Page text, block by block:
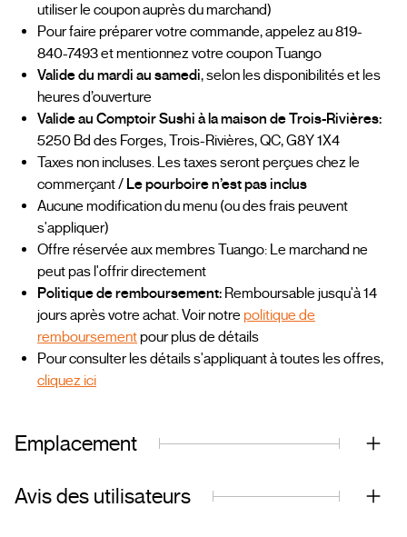
utiliser le coupon auprès du marchand)
Pour faire préparer votre commande, appelez au 819-
840-7493 et mentionnez votre coupon Tuango
Valide du mardi au samedi, selon les disponibilités et les
heures d’ouverture
Valide au Comptoir Sushi à la maison de Trois-Rivières:
5250 Bd des Forges, Trois-Rivières, QC, G8Y 1X4
Taxes non incluses. Les taxes seront perçues chez le
commerçant / Le pourboire n’est pas inclus
Aucune modification du menu (ou des frais peuvent
s'appliquer)
Offre réservée aux membres Tuango: Le marchand ne
peut pas l'offrir directement
Politique de remboursement: Remboursable jusqu'à 14
jours après votre achat. Voir notre politique de
remboursementpour plus de détails
Pour consulter les détails s'appliquant à toutes les offres,
cliquez ici
Emplacement
Avis des utilisateurs